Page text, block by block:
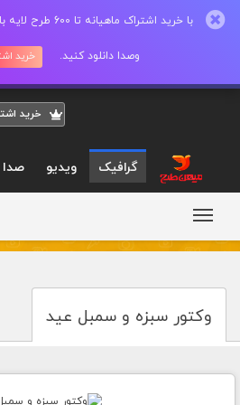
با خرید اشتراک
وصدا دانلود کنید. خرید
خريد
گرافیک ویدیو صدا
وکتور سبزه و سمبل عید